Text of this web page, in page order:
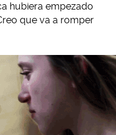
hubiera empezado
que va a romper